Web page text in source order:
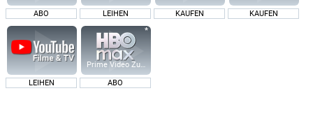
ABO LEIHEN KAUFEN KAUFEN
LEIHEN
Prime Video Zusatz-Kanäle
ABO